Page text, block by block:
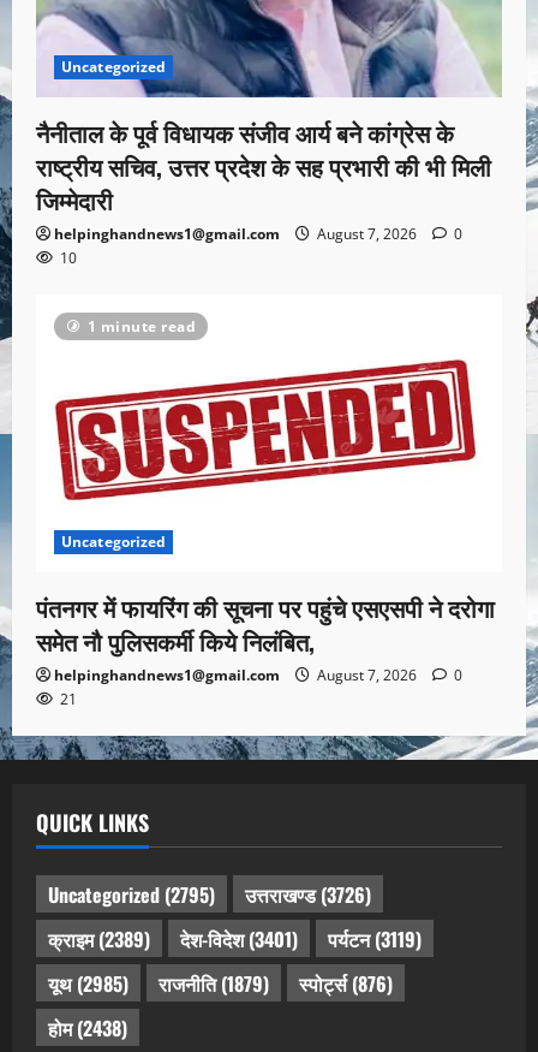
Uncategorized
नैनीताल के पूर्व विधायक संजीव आर्य बने कांग्रेस के
राष्ट्रीय सचिव, उत्तर प्रदेश के सह प्रभारी की भी मिली
जिम्मेदारी
helpinghandnews1@gmail.com August 7, 2026
0
10
1 minute read
Uncategorized
पंतनगर में फायरिंग की सूचना पर पहुंचे एसएसपी ने दरोगा
समेत नौ पुलिसकर्मी किये निलंबित,
helpinghandnews1@gmail.com August 7, 2026
0
21
QUICK LINKS
Uncategorized (2795) उत्तराखण्ड(3726)
क्राइम(2389) देश-विदेश(3401) पर्यटन(3119)
यूथ(2985) राजनीति(1879) स्पोर्ट्स(876)
होम(2438)